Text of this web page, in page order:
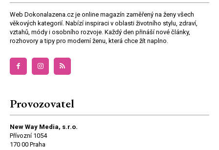
Web Dokonalazena.cz je online magazín zaměřený na ženy všech
věkových kategorií. Nabízí inspiraci v oblasti životního stylu, zdraví,
vztahů, módy i osobního rozvoje. Každý den přináší nové články,
rozhovory a tipy pro moderní ženu, která chce žít naplno.
Provozovatel
New Way Media, s.r.o.
Přívozní 1054
170 00 Praha